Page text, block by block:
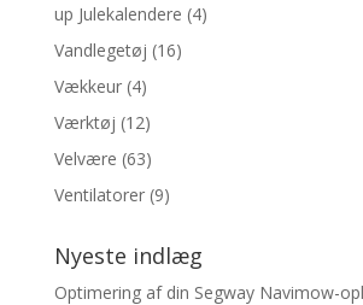
up Julekalendere (4)
Vandlegetøj (16)
Vækkeur (4)
Værktøj (12)
Velvære (63)
Ventilatorer (9)
Nyeste indlæg
Optimering af din Segway Navimow-